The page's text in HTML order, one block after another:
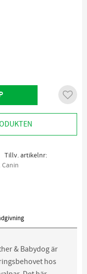
Lägg
Tillv. artikelnr
Canin
& Babydog är
hos